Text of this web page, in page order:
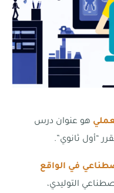
هو عنوان درس
“أول ثانوي”.
في الواقع
التوليدي،